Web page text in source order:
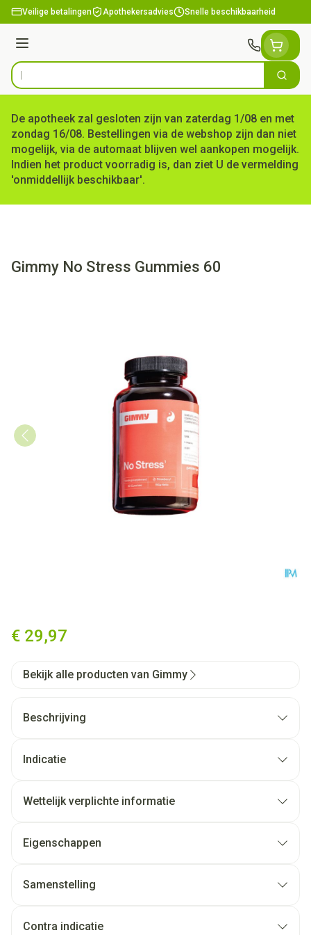
Ga naar de inhoud
Veilige betalingen Apothekersadvies Snelle beschikbaarheid
Menu
Product, merk, categorie... Zoek
De apotheek zal gesloten zijn van zaterdag 1/08 en met
zondag 16/08. Bestellingen via de webshop zijn dan niet
mogelijk, via de automaat blijven wel aankopen mogelijk.
Indien het product voorradig is, dan ziet U de vermelding
'onmiddellijk beschikbaar'.
Gimmy No Stress Gummies 60
€ 29,97
Bekijk alle producten van Gimmy
Beschrijving
Indicatie
Wettelijk verplichte informatie
Eigenschappen
Samenstelling
Contra indicatie